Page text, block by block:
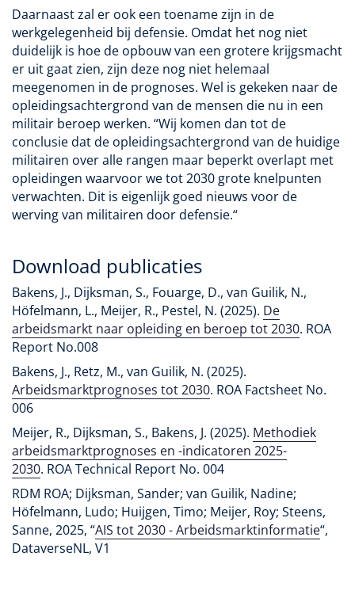
Daarnaast zal er ook een toename zijn in de
werkgelegenheid bij defensie. Omdat het nog niet
duidelijk is hoe de opbouw van een grotere krijgsmacht
er uit gaat zien, zijn deze nog niet helemaal
meegenomen in de prognoses. Wel is gekeken naar de
opleidingsachtergrond van de mensen die nu in een
militair beroep werken. “Wij komen dan tot de
conclusie dat de opleidingsachtergrond van de huidige
militairen over alle rangen maar beperkt overlapt met
opleidingen waarvoor we tot 2030 grote knelpunten
verwachten. Dit is eigenlijk goed nieuws voor de
werving van militairen door defensie.“
Download publicaties
Bakens, J., Dijksman, S., Fouarge, D., van Guilik, N.,
Höfelmann, L., Meijer, R., Pestel, N. (2025). De
arbeidsmarkt naar opleiding en beroep tot 2030. ROA
Report No.008
Bakens, J., Retz, M., van Guilik, N. (2025).
Arbeidsmarktprognoses tot 2030. ROA Factsheet No.
006
Meijer, R., Dijksman, S., Bakens, J. (2025). Methodiek
arbeidsmarktprognoses en -indicatoren 2025-
2030. ROA Technical Report No. 004
RDM ROA; Dijksman, Sander; van Guilik, Nadine;
Höfelmann, Ludo; Huijgen, Timo; Meijer, Roy; Steens,
Sanne, 2025, “AIS tot 2030 - Arbeidsmarktinformatie“,
DataverseNL, V1